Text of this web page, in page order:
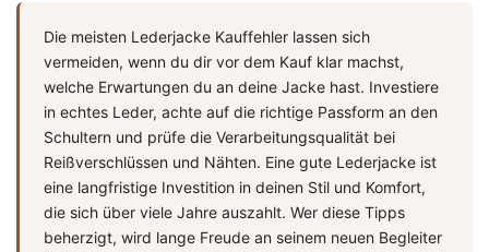
Die meisten Lederjacke Kauffehler lassen sich
vermeiden, wenn du dir vor dem Kauf klar machst,
welche Erwartungen du an deine Jacke hast. Investiere
in echtes Leder, achte auf die richtige Passform an den
Schultern und prüfe die Verarbeitungsqualität bei
Reißverschlüssen und Nähten. Eine gute Lederjacke ist
eine langfristige Investition in deinen Stil und Komfort,
die sich über viele Jahre auszahlt. Wer diese Tipps
beherzigt, wird lange Freude an seinem neuen Begleiter